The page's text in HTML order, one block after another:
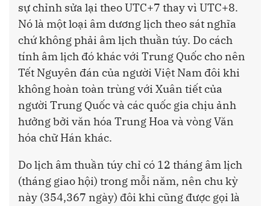
sự chỉnh sửa lại theo UTC+7 thay vì UTC+8.
Nó là một loại âm dương lịch theo sát nghĩa
chứ không phải âm lịch thuần túy. Do cách
tính âm lịch đó khác với Trung Quốc cho nên
Tết Nguyên đán của người Việt Nam đôi khi
không hoàn toàn trùng với Xuân tiết của
người Trung Quốc và các quốc gia chịu ảnh
hưởng bởi văn hóa Trung Hoa và vòng Văn
hóa chữ Hán khác.
Do lịch âm thuần túy chỉ có 12 tháng âm lịch
(tháng giao hội) trong mỗi năm, nên chu kỳ
này (354,367 ngày) đôi khi cũng được gọi là